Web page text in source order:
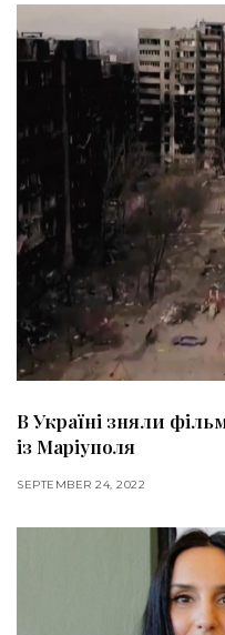
В Україні зняли
із Маріуполя
SEPTEMBER 24, 2022